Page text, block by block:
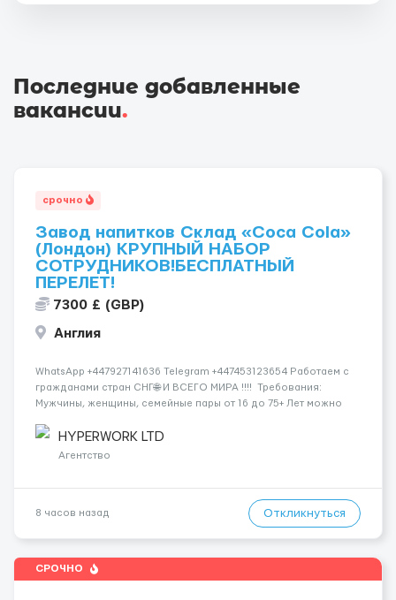
Последние добавленные
вакансии.
срочно
Завод напитков Склад «Coca Cola»
(Лондон) КРУПНЫЙ НАБОР
СОТРУДНИКОВ!БЕСПЛАТНЫЙ
ПЕРЕЛЕТ!
7300 £ (GBP)
Англия
WhatsApp +447927141636 Telegram +447453123654 Работаем с
гражданами стран СНГ🌐 И ВСЕГО МИРА !!!! Требования:
Мужчины, женщины, семейные пары от 16 до 75+ Лет можно
относится к новичкам и обучат их всему с самого нуля.👥 ...
HYPERWORK LTD
Агентство
8 часов назад Откликнуться
СРОЧНО